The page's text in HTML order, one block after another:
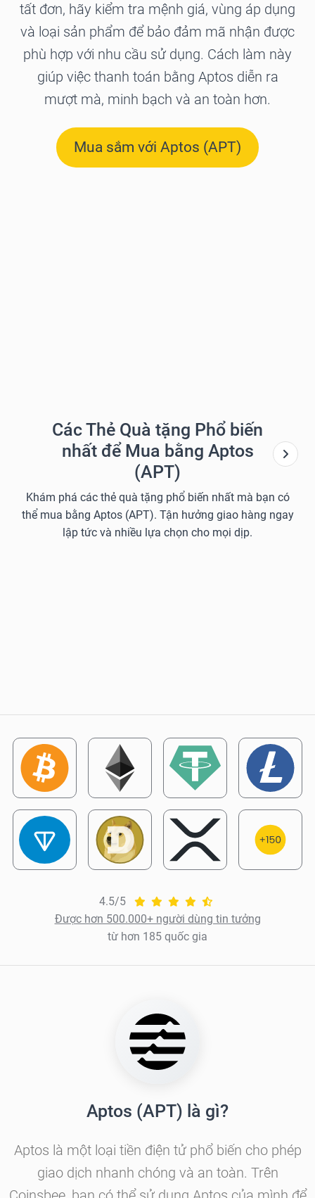
tất đơn, hãy kiểm tra mệnh giá, vùng áp dụng
và loại sản phẩm để bảo đảm mã nhận được
phù hợp với nhu cầu sử dụng. Cách làm này
giúp việc thanh toán bằng Aptos diễn ra
mượt mà, minh bạch và an toàn hơn.
Mua sắm với Aptos (APT)
Các Thẻ Quà tặng Phổ biến
nhất để Mua bằng Aptos
(APT)
Khám phá các thẻ quà tặng phổ biến nhất mà bạn có
thể mua bằng Aptos (APT). Tận hưởng giao hàng ngay
lập tức và nhiều lựa chọn cho mọi dịp.
4.5/5
Được hơn 500.000+ người dùng tin tưởng
từ hơn 185 quốc gia
Aptos (APT) là gì?
Aptos là một loại tiền điện tử phổ biến cho phép
giao dịch nhanh chóng và an toàn. Trên